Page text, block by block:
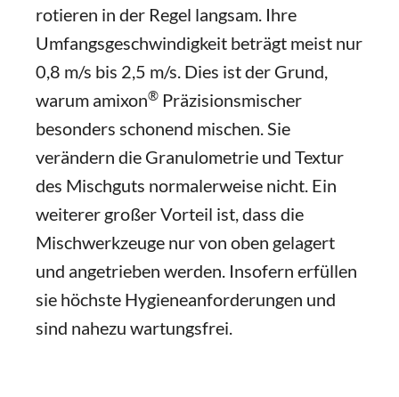
rotieren in der Regel langsam. Ihre
Umfangsgeschwindigkeit beträgt meist nur
0,8 m/s bis 2,5 m/s. Dies ist der Grund,
warum amixon® Präzisionsmischer
besonders schonend mischen. Sie
verändern die Granulometrie und Textur
des Mischguts normalerweise nicht. Ein
weiterer großer Vorteil ist, dass die
Mischwerkzeuge nur von oben gelagert
und angetrieben werden. Insofern erfüllen
sie höchste Hygieneanforderungen und
sind nahezu wartungsfrei.